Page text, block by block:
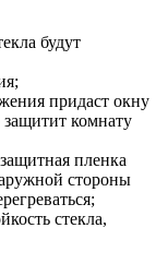
будут
придаст окну
комнату
пленка
стороны
стекла,